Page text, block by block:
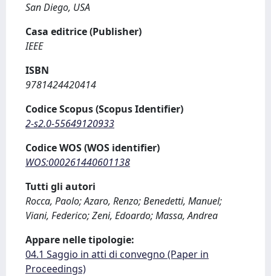
San Diego, USA
Casa editrice (Publisher)
IEEE
ISBN
9781424420414
Codice Scopus (Scopus Identifier)
2-s2.0-55649120933
Codice WOS (WOS identifier)
WOS:000261440601138
Tutti gli autori
Rocca, Paolo; Azaro, Renzo; Benedetti, Manuel;
Viani, Federico; Zeni, Edoardo; Massa, Andrea
Appare nelle tipologie:
04.1 Saggio in atti di convegno (Paper in
Proceedings)